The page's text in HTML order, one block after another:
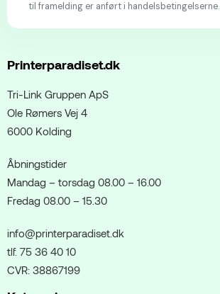
til framelding er anført i handelsbetingelserne.
Printerparadiset.dk
Tri-Link Gruppen ApS
Ole Rømers Vej 4
6000 Kolding
Åbningstider
Mandag – torsdag 08.00 – 16.00
Fredag 08.00 – 15.30
info@printerparadiset.dk
tlf. 75 36 40 10
CVR: 38867199